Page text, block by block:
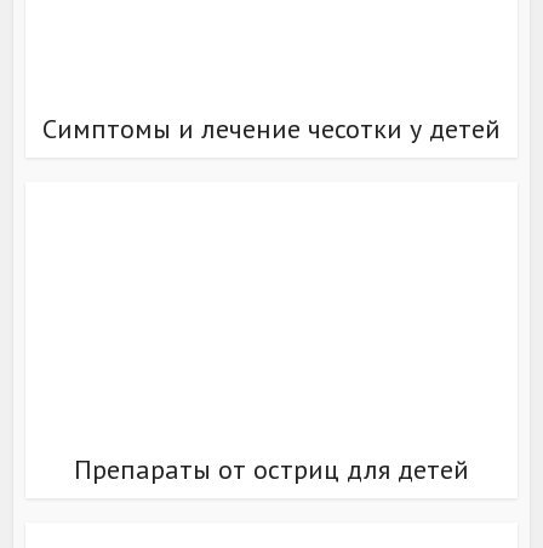
Симптомы и лечение чесотки у детей
Препараты от остриц для детей